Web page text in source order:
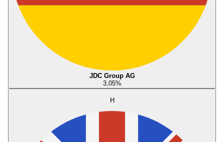
JDC Group AG
3,05%
H